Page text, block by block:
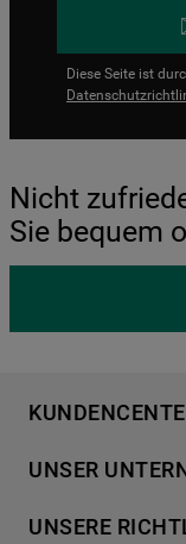
Diese Seite ist
Nicht
Sie bequem
Händlersuche
Häufige Fragen
UNSER
Für Händler
UNSERE